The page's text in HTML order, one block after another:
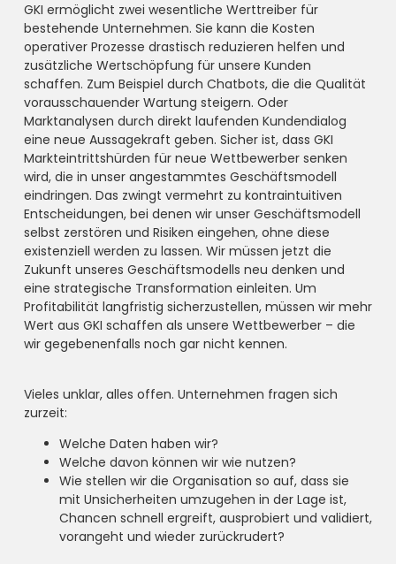
GKI ermöglicht zwei wesentliche Werttreiber für
bestehende Unternehmen. Sie kann die Kosten
operativer Prozesse drastisch reduzieren helfen und
zusätzliche Wertschöpfung für unsere Kunden
schaffen. Zum Beispiel durch Chatbots, die die Qualität
vorausschauender Wartung steigern. Oder
Marktanalysen durch direkt laufenden Kundendialog
eine neue Aussagekraft geben. Sicher ist, dass GKI
Markteintrittshürden für neue Wettbewerber senken
wird, die in unser angestammtes Geschäftsmodell
eindringen. Das zwingt vermehrt zu kontraintuitiven
Entscheidungen, bei denen wir unser Geschäftsmodell
selbst zerstören und Risiken eingehen, ohne diese
existenziell werden zu lassen. Wir müssen jetzt die
Zukunft unseres Geschäftsmodells neu denken und
eine strategische Transformation einleiten. Um
Profitabilität langfristig sicherzustellen, müssen wir mehr
Wert aus GKI schaffen als unsere Wettbewerber – die
wir gegebenenfalls noch gar nicht kennen.
Vieles unklar, alles offen. Unternehmen fragen sich
zurzeit:
Welche Daten haben wir?
Welche davon können wir wie nutzen?
Wie stellen wir die Organisation so auf, dass sie
mit Unsicherheiten umzugehen in der Lage ist,
Chancen schnell ergreift, ausprobiert und validiert,
vorangeht und wieder zurückrudert?